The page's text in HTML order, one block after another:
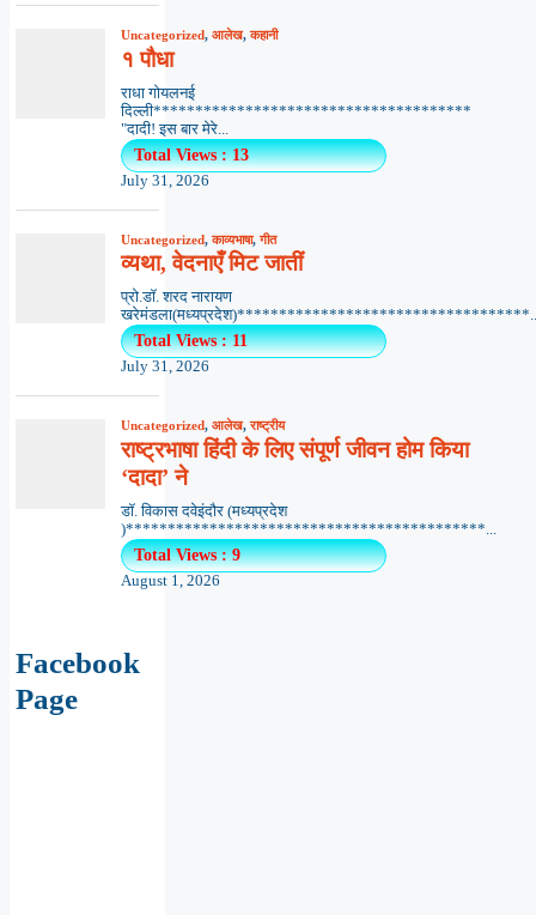
Uncategorized, आलेख,कहानी
१ पौधा
राधा गोयलनई
दिल्ली**************************************
"दादी! इस बार मेरे...
Total Views : 13
July 31, 2026
Uncategorized,काव्यभाषा,गीत
व्यथा, वेदनाएँ मिट जातीं
प्रो.डॉ. शरद नारायण
Total Views : 11
July 31, 2026
Uncategorized, आलेख,राष्ट्रीय
राष्ट्रभाषा हिंदी के लिए संपूर्ण जीवन होम किया
‘दादा’ ने
डॉ. विकास दवेइंदौर (मध्यप्रदेश
)*******************************************...
Total Views : 9
August 1, 2026
Facebook
Page